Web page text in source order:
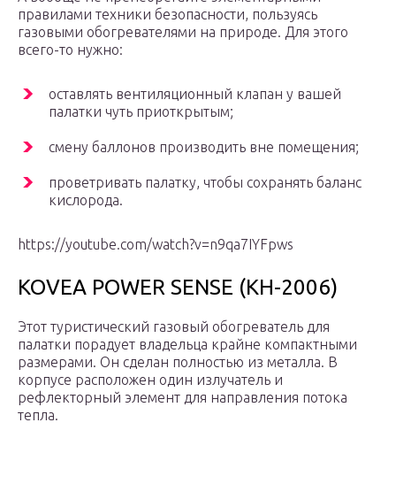
правилами техники безопасности, пользуясь
газовыми обогревателями на природе. Для этого
всего-то нужно:
оставлять вентиляционный клапан у вашей
палатки чуть приоткрытым;
смену баллонов производить вне помещения;
проветривать палатку, чтобы сохранять баланс
кислорода.
https://youtube.com/watch?v=n9qa7IYFpws
KOVEA POWER SENSE (KH-2006)
Этот туристический газовый обогреватель для
палатки порадует владельца крайне компактными
размерами. Он сделан полностью из металла. В
корпусе расположен один излучатель и
рефлекторный элемент для направления потока
тепла.